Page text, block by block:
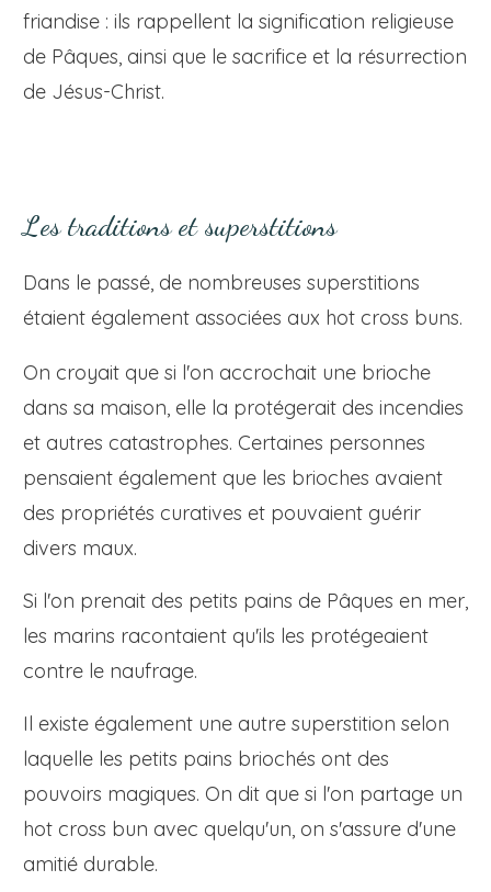
friandise : ils rappellent la signification religieuse
de Pâques, ainsi que le sacrifice et la résurrection
de Jésus-Christ.
Les traditions et superstitions
Dans le passé, de nombreuses superstitions
étaient également associées aux hot cross buns.
On croyait que si l'on accrochait une brioche
dans sa maison, elle la protégerait des incendies
et autres catastrophes. Certaines personnes
pensaient également que les brioches avaient
des propriétés curatives et pouvaient guérir
divers maux.
Si l'on prenait des petits pains de Pâques en mer,
les marins racontaient qu'ils les protégeaient
contre le naufrage.
Il existe également une autre superstition selon
laquelle les petits pains briochés ont des
pouvoirs magiques. On dit que si l'on partage un
hot cross bun avec quelqu'un, on s'assure d'une
amitié durable.